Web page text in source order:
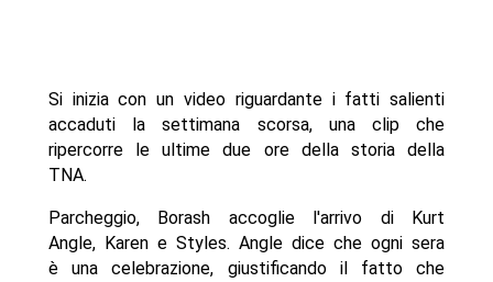
Si inizia con un video riguardante i fatti salienti
accaduti la settimana scorsa, una clip che
ripercorre le ultime due ore della storia della
TNA.
Parcheggio, Borash accoglie l'arrivo di Kurt
Angle, Karen e Styles. Angle dice che ogni sera
è una celebrazione, giustificando il fatto che